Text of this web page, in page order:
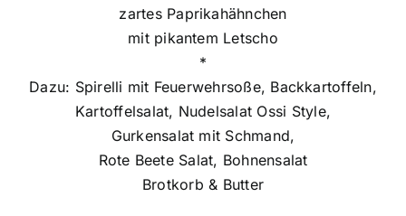
zartes Paprikahähnchen
mit pikantem Letscho
*
Dazu: Spirelli mit Feuerwehrsoße, Backkartoffeln,
Kartoffelsalat, Nudelsalat Ossi Style,
Gurkensalat mit Schmand,
Rote Beete Salat, Bohnensalat
Brotkorb & Butter